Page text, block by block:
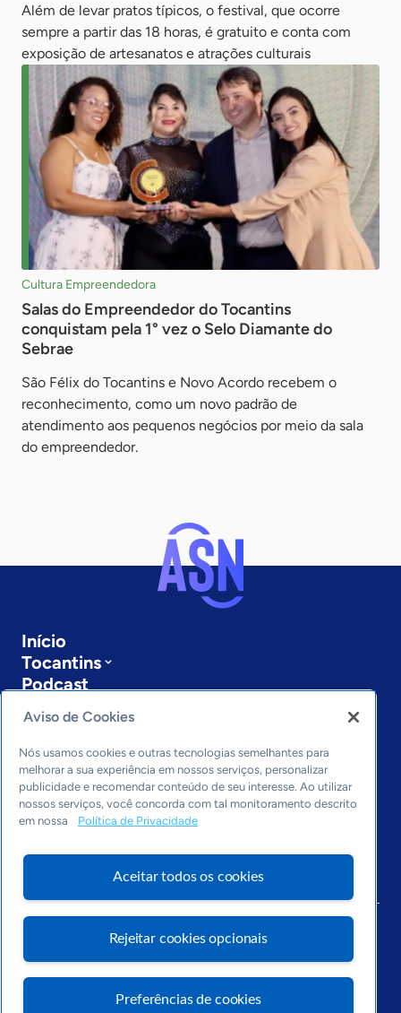
Além de levar pratos típicos, o festival, que ocorre
sempre a partir das 18 horas, é gratuito e conta com
exposição de artesanatos e atrações culturais
Cultura Empreendedora
Salas do Empreendedor do Tocantins
conquistam pela 1° vez o Selo Diamante do
Sebrae
São Félix do Tocantins e Novo Acordo recebem o
reconhecimento, como um novo padrão de
atendimento aos pequenos negócios por meio da sala
do empreendedor.
Início
Tocantins
Podcast
Últimas notícias
Entre em contato
Editorias
Economia & Política
Inovação & Tecnologia
Arquivo
Aviso de Cookies
Nós usamos cookies e outras tecnologias semelhantes para
melhorar a sua experiência em nossos serviços, personalizar
publicidade e recomendar conteúdo de seu interesse. Ao utilizar
nossos serviços, você concorda com tal monitoramento descrito
em nossa
Política de Privacidade
Aceitar todos os cookies
Rejeitar cookies opcionais
Preferências de cookies